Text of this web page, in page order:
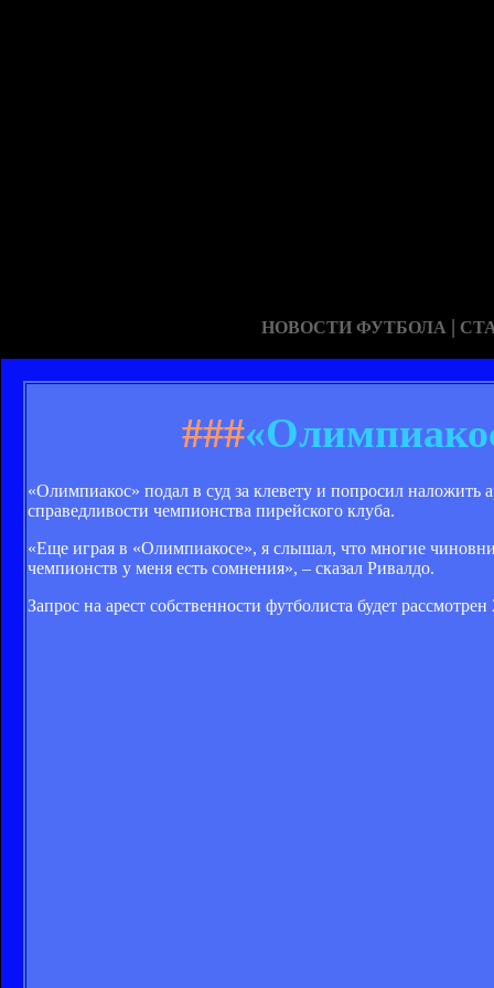
НОВОСТИ ФУТБОЛА |
###
«Олимпиакос» подал в суд за клевету и попросил
справедливости чемпионства пирейского клуба.
«Еще играя в «Олимпиакосе», я слышал, что многие
чемпионств у меня есть сомнения», – сказал Ривалдо.
Запрос на арест собственности футболиста будет